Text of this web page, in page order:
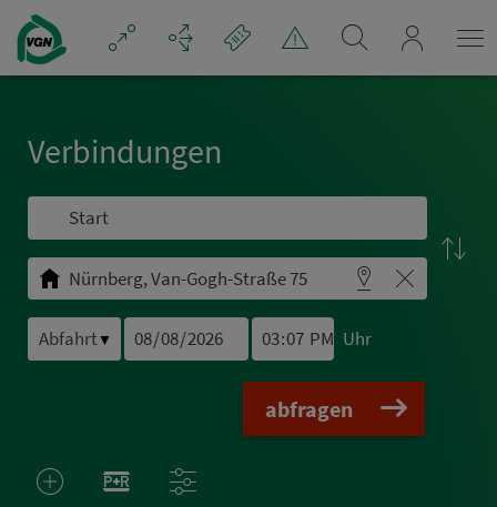
Navigation überspringen
Ver­bin­dungen
▼ Uhr
abfragen